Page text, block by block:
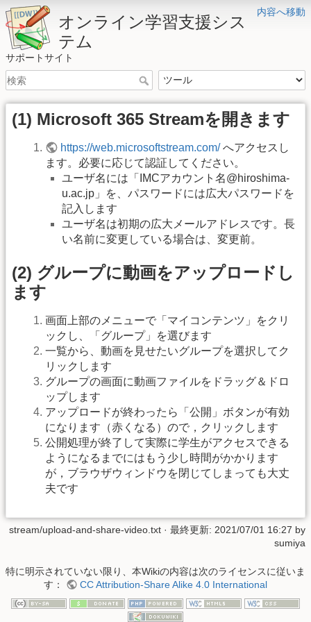
内容へ移動
オンライン学習支援シス
テム
サポートサイト
(1) Microsoft 365 Streamを開きます
https://web.microsoftstream.com/へアクセスし
ます。必要に応じて認証してください。
ユーザ名には「IMCアカウント名@hiroshima-
u.ac.jp」を、パスワードには広大パスワードを
記入します
ユーザ名は初期の広大メールアドレスです。長
い名前に変更している場合は、変更前。
(2) グループに動画をアップロードし
ます
画面上部のメニューで「マイコンテンツ」をクリ
ックし、「グループ」を選びます
一覧から、動画を見せたいグループを選択してク
リックします
グループの画面に動画ファイルをドラッグ＆ドロ
ップします
アップロードが終わったら「公開」ボタンが有効
になります（赤くなる）ので，クリックします
公開処理が終了して実際に学生がアクセスできる
ようになるまでにはもう少し時間がかかります
が，ブラウザウィンドウを閉じてしまっても大丈
夫です
stream/upload-and-share-video.txt · 最終更新: 2021/07/01 16:27 by
sumiya
特に明示されていない限り、本Wikiの内容は次のライセンスに従いま
す：
CC Attribution-Share Alike 4.0 International